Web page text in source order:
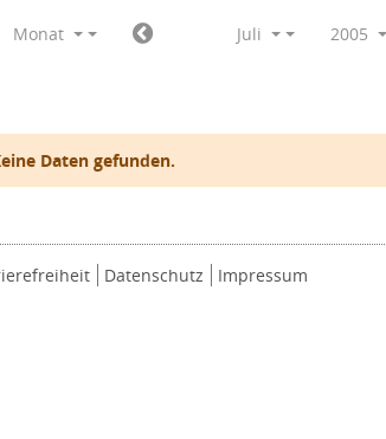
Monat Juli 2005
Daten gefunden.
Datenschutz Impressum